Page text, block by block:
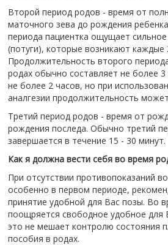
Второй период родов - время от
маточного зева до рождения
периода пациентка ощущает
(потуги), которые возникают каждые
Продолжительность второго
родах обычно составляет не более
не более 2 часов, но при
аналгезии продолжительность
Третий период родов - время от
рождения последа. Обычно третий
завершается в течение 15 - 30 минут.
Как я должна вести себя во время
При отсутствии противопоказаний
особенно в первом периоде,
принятие удобной для Вас позы. Во
поощряется свободное удобное для
это не мешает контролю состояния
пособия в родах.